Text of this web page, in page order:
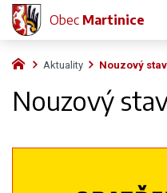
Aktuality Nouzový stav
Nouzový
Obec Martinice